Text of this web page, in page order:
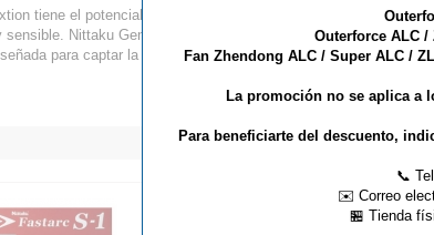
tiene el potencial de soportar peloteos intensos típicos de
Nittaku Genextion ofrece un agarre firme de la pelota,
para captar la esencia de la próxima generación.
ARTÍCULOS
Outerforce ALC /
Fan Zhendong ALC / Super ALC /
La promoción no se aplica a
Para beneficiarte del descuento,
📞
✉️ Correo
🏪 Tienda